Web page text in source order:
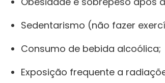
Sedentarismo (não fazer
Consumo de bebida alcoólica;
Exposição frequente a